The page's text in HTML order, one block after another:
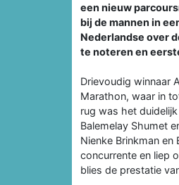
een nieuw
bij de mannen in
Nederlandse over
te noteren en
Drievoudig winnaar
Marathon, waar in
rug was het
Balemelay Shumet
Nienke Brinkman
concurrente en liep
blies de prestatie